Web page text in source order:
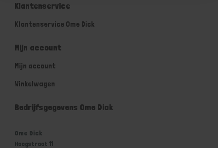
Klantenservice
Klantenservice Ome Dick
Mijn account
Mijn account
Winkelwagen
Bedrijfsgegevens Ome Dick
Ome Dick
Hoogstraat 11